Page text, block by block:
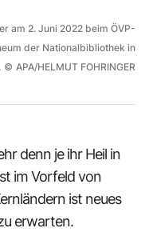
am 2. Juni 2022 beim ÖVP-
der Nationalbibliothek in
© APA/HELMUT FOHRINGER
denn je ihr Heil in
im Vorfeld von
ist neues
erwarten.